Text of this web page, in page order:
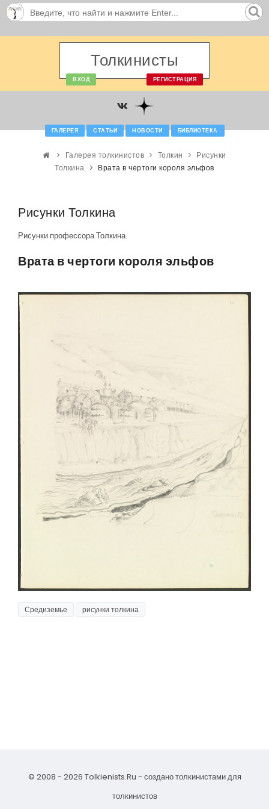
Толкинисты
ВХОД РЕГИСТРАЦИЯ
ГАЛЕРЕЯ СТАТЬИ НОВОСТИ БИБЛИОТЕКА
Галерея толкинистов Толкин
Рисунки
Толкина
Врата в чертоги короля эльфов
Рисунки Толкина
Рисунки профессора Толкина.
Врата в чертоги короля эльфов
Средиземье рисунки толкина
© 2008 - 2026 Tolkienists.Ru - создано толкинистами для
толкинистов